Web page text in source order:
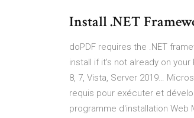
Install .NET
doPDF requires the .NET
install if it's not already on
8, 7, Vista, Server 2019…
requis pour exécuter et
programme d'installation Web